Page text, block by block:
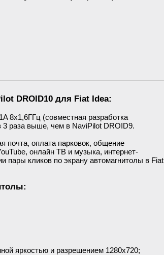
DROID10 для Fiat Idea:
8х1,6ГГц (совместная разработка
3 раза выше, чем в NaviPilot DROID9.
почта, оплата парковок, общение
онлайн ТВ и музыка, интернет-
пары кликов по экрану автомагнитолы в Fiat
яркостью и разрешением 1280x720;